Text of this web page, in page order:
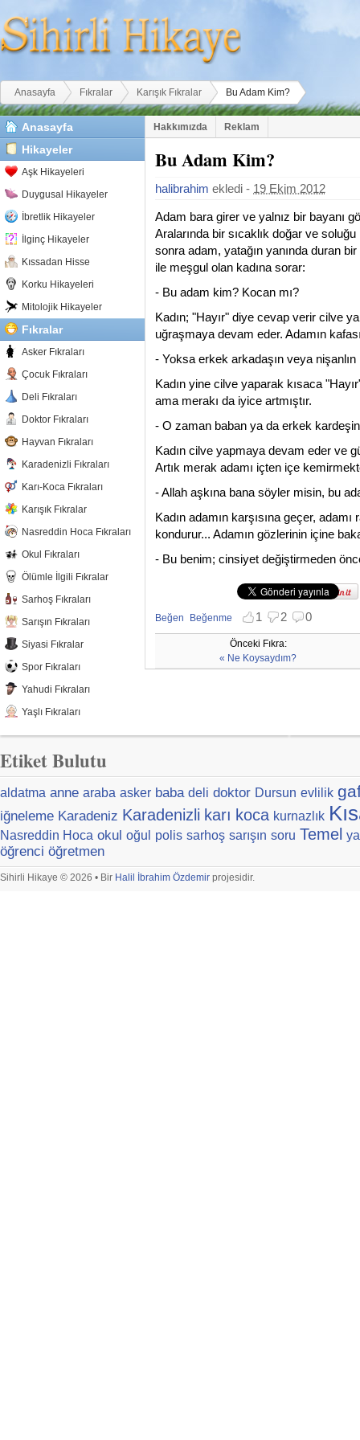
Buradasınız
Anasayfa Fıkralar Karışık Fıkralar Bu Adam Kim?
Anasayfa
Hikayeler
Aşk Hikayeleri
Duygusal Hikayeler
İbretlik Hikayeler
İlginç Hikayeler
Kıssadan Hisse
Korku Hikayeleri
Mitolojik Hikayeler
Fıkralar
Asker Fıkraları
Çocuk Fıkraları
Deli Fıkraları
Doktor Fıkraları
Hayvan Fıkraları
Karadenizli Fıkraları
Karı-Koca Fıkraları
Karışık Fıkralar
Nasreddin Hoca Fıkraları
Okul Fıkraları
Ölümle İlgili Fıkralar
Sarhoş Fıkraları
Sarışın Fıkraları
Siyasi Fıkralar
Spor Fıkraları
Yahudi Fıkraları
Yaşlı Fıkraları
Hakkımızda Reklam
Bu Adam Kim?
halibrahim ekledi - 19 Ekim 2012
Adam bara girer ve yalnız bir bayanı
Aralarında bir sıcaklık doğar ve
sonra adam, yatağın yanında duran
ile meşgul olan kadına sorar:
- Bu adam kim? Kocan mı?
Kadın; "Hayır" diye cevap verir cilve
uğraşmaya devam eder. Adamın
- Yoksa erkek arkadaşın veya nişanlın
Kadın yine cilve yaparak kısaca
ama merakı da iyice artmıştır.
- O zaman baban ya da erkek kardeşin
Kadın cilve yapmaya devam eder ve
Artık merak adamı içten içe
- Allah aşkına bana söyler misin, bu
Kadın adamın karşısına geçer,
kondurur... Adamın gözlerinin içine
- Bu benim; cinsiyet değiştirmeden
Beğen
Beğenmekten vazgeç
Beğenme
Beğenmemekten vazgeç
1 2 0
Önceki Fıkra:
« Ne Koysaydım?
Etiket Bulutu
aldatma anne araba asker baba deli doktor Dursun evlilik
iğneleme Karadeniz Karadenizli karı koca kurnazlık
Nasreddin Hoca okul oğul polis sarhoş sarışın soru Temel
öğrenci öğretmen
Sihirli Hikaye © 2026 • Bir Halil İbrahim Özdemir projesidir.